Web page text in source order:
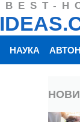
BEST-
НАУКА